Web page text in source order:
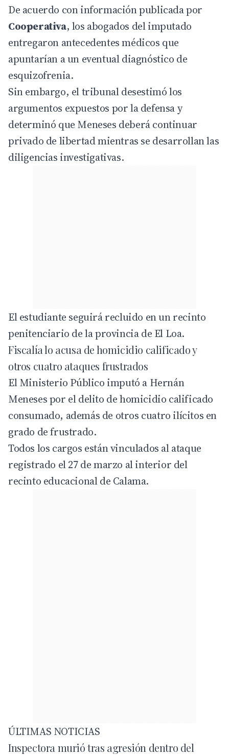
De acuerdo con información publicada por
Cooperativa, los abogados del imputado
entregaron antecedentes médicos que
apuntarían a un eventual diagnóstico de
esquizofrenia.
Sin embargo, el tribunal desestimó los
argumentos expuestos por la defensa y
determinó que Meneses deberá continuar
privado de libertad mientras se desarrollan las
diligencias investigativas.
El estudiante seguirá recluido en un recinto
penitenciario de la provincia de El Loa.
Fiscalía lo acusa de homicidio calificado y
otros cuatro ataques frustrados
El Ministerio Público imputó a Hernán
Meneses por el delito de homicidio calificado
consumado, además de otros cuatro ilícitos en
grado de frustrado.
Todos los cargos están vinculados al ataque
registrado el 27 de marzo al interior del
recinto educacional de Calama.
ÚLTIMAS NOTICIAS
Inspectora murió tras agresión dentro del